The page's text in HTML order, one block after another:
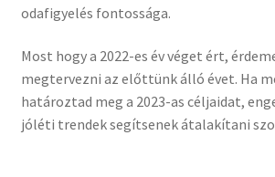
odafigyelés fontossága.
Most hogy a 2022-es év véget ért,
megtervezni az előttünk álló évet. Ha
határoztad meg a 2023-as céljaidat,
jóléti trendek segítsenek átalakítani